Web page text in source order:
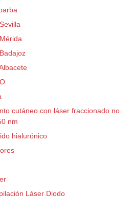
cutáneo con láser fraccionado no
nm
hialurónico
Láser Diodo